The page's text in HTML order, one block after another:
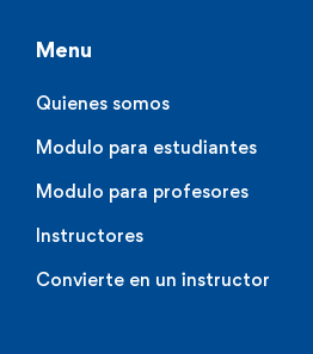
Menu
Quienes somos
Modulo para estudiantes
Modulo para profesores
Instructores
Convierte en un instructor